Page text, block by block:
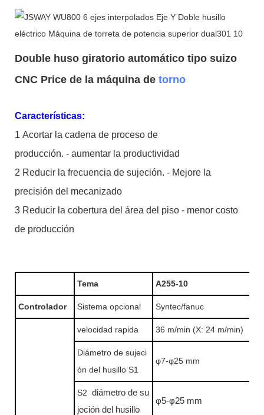
Double huso giratorio automático tipo suizo
CNC Price de la máquina de torno
Características:
1 Acortar la cadena de proceso de
producción. - aumentar la productividad
2 Reducir la frecuencia de sujeción. - Mejore la
precisión del mecanizado
3 Reducir la cobertura del área del piso - menor costo
de producción
Tema A255-10
Controlador Sistema opcional Syntec/fanuc
velocidad rapida 36 m/min (X: 24 m/min)
Diámetro de sujeci
ón del husillo S1
φ7-φ25 mm
S2 diámetro de su
jeción del husillo
φ5-φ25 mm